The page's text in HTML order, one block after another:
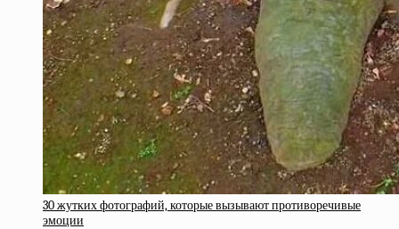
30 жутких фотографий, которые вызывают противоречивые
эмоции